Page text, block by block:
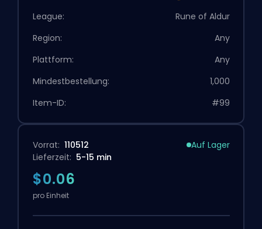
League:
Rune of Aldur
Region:
Any
Plattform:
Any
Mindestbestellung:
1,000
Item-ID:
#99
Vorrat: 110512
Auf Lager
Lieferzeit: 5-15 min
$0.06
pro Einheit